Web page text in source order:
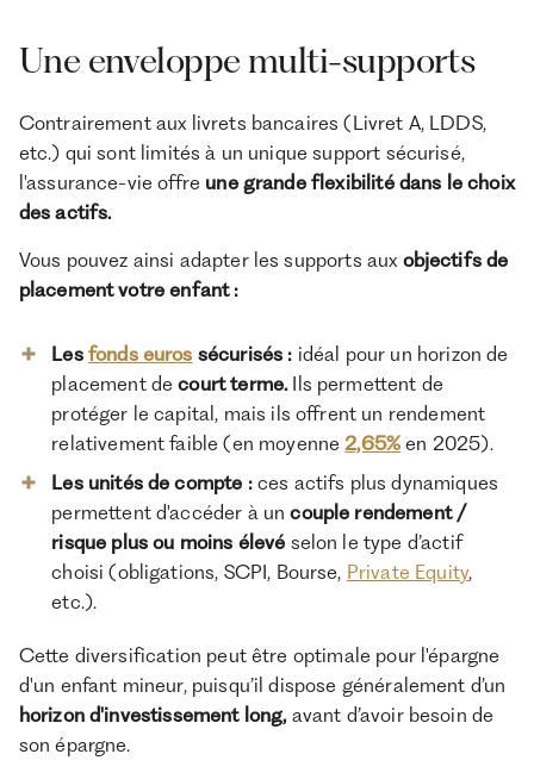
Une enveloppe multi-supports
Contrairement aux livrets bancaires (Livret A, LDDS,
etc.) qui sont limités à un unique support sécurisé,
l'assurance-vie offre une grande flexibilité dans le choix
des actifs.
Vous pouvez ainsi adapter les supports aux objectifs de
placement votre enfant :
Les fonds euros sécurisés : idéal pour un horizon de
placement decourt terme. Ils permettent de
protéger le capital, mais ils offrent un rendement
relativement faible (en moyenne2,65% en 2025).
Les unités de compte : ces actifs plus dynamiques
permettent d'accéder à uncouple rendement /
risque plus ou moins élevé selon le type d’actif
choisi (obligations, SCPI, Bourse, Private Equity,
etc.).
Cette diversification peut être optimale pour l'épargne
d'un enfant mineur, puisqu’il dispose généralement d’un
horizon d'investissement long, avant d’avoir besoin de
son épargne.